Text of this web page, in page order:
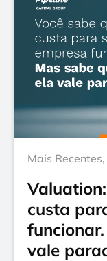
Mais Recentes,
custa
vale